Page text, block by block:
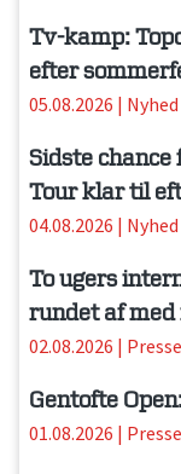
Tv-kamp:
efter
05.08.2026 | Nyhed
Sidste
Tour klar til
04.08.2026 | Nyhed
To ugers
rundet af
02.08.2026 |
Gentofte
01.08.2026 |